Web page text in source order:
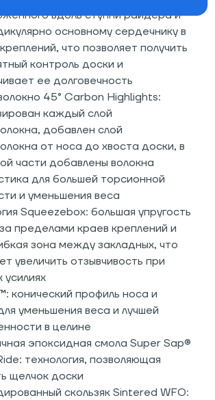
вдоль ступни райдера и
основному сердечнику в
что позволяет получить
контроль доски и
ее долговечность
45° Carbon Highlights:
каждый слой
добавлен слой
от носа до хвоста доски, в
части добавлены волокна
для большей торсионной
и уменьшения веса
Squeezebox: большая упругость
пределами краев креплений и
зона между закладных, что
увеличить отзывчивость при
усилиях
конический профиль носа и
уменьшения веса и лучшей
в целине
эпоксидная смола Super Sap®
технология, позволяющая
щелчок доски
скользяк Sintered WFO: